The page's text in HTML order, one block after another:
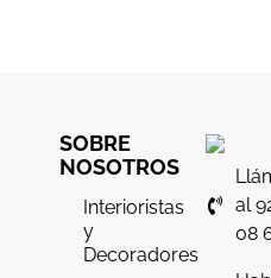
SOBRE
NOSOTROS
Interioristas
y
Decoradores
al
08